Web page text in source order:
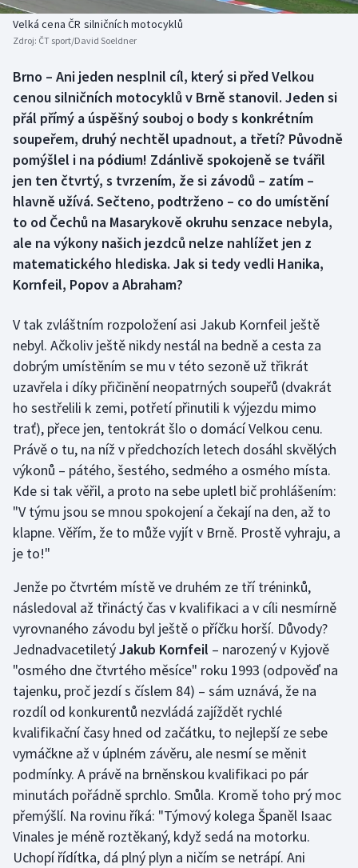
Basketbal
Biatlon
Boby a skeleton
Box
Curling
Dostihy
Florbal
Futsal
Golf
Gymnastika
Házená
Jezdectví
Judo
Krasobruslení
Lezení
Lyže a snowboard
Moderní pětiboj
Motorsport
Olympijské hry
Parasport
Plavání
Plážový volejbal
Ragby
Historické návraty
Aplikace ČT sport
AZ kvíz
Velká cena ČR silničních motocyklů
Zdroj: ČT sport/David Soeldner
Brno – Ani jeden nesplnil cíl, který si před Velkou
cenou silničních motocyklů v Brně stanovil. Jeden si
přál přímý a úspěšný souboj o body s konkrétním
soupeřem, druhý nechtěl upadnout, a třetí? Původně
pomýšlel i na pódium! Zdánlivě spokojeně se tvářil
jen ten čtvrtý, s tvrzením, že si závodů – zatím –
hlavně užívá. Sečteno, podtrženo – co do umístění
to od Čechů na Masarykově okruhu senzace nebyla,
ale na výkony našich jezdců nelze nahlížet jen z
matematického hlediska. Jak si tedy vedli Hanika,
Kornfeil, Popov a Abraham?
V tak zvláštním rozpoložení asi Jakub Kornfeil ještě
nebyl. Ačkoliv ještě nikdy nestál na bedně a cesta za
dobrým umístěním se mu v této sezoně už třikrát
uzavřela i díky přičinění neopatrných soupeřů (dvakrát
ho sestřelili k zemi, potřetí přinutili k výjezdu mimo
trať), přece jen, tentokrát šlo o domácí Velkou cenu.
Právě o tu, na níž v předchozích letech dosáhl skvělých
výkonů – pátého, šestého, sedmého a osmého místa.
Kde si tak věřil, a proto na sebe upletl bič prohlášením:
"V týmu jsou se mnou spokojení a čekají na den, až to
klapne. Věřím, že to může vyjít v Brně. Prostě vyhraju, a
je to!"
Jenže po čtvrtém místě ve druhém ze tří tréninků,
následoval až třináctý čas v kvalifikaci a v cíli nesmírně
vyrovnaného závodu byl ještě o příčku horší. Důvody?
JednadvacetiletýJakub Kornfeil – narozený v Kyjově
"osmého dne čtvrtého měsíce" roku 1993 (odpověď na
tajenku, proč jezdí s číslem 84) – sám uznává, že na
rozdíl od konkurentů nezvládá zajíždět rychlé
kvalifikační časy hned od začátku, to nejlepší ze sebe
vymáčkne až v úplném závěru, ale nesmí se měnit
podmínky. A právě na brněnskou kvalifikaci po pár
minutách pořádně sprchlo. Smůla. Kromě toho prý moc
přemýšlí. Na rovinu říká: "Týmový kolega Španěl Isaac
Vinales je méně roztěkaný, když sedá na motorku.
Uchopí řídítka, dá plný plyn a ničím se netrápí. Ani